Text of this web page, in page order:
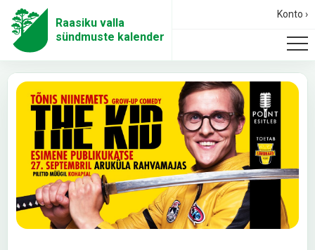
Raasiku valla
sündmuste kalender
Konto ›